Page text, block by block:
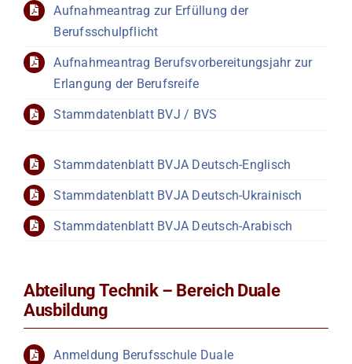
Aufnahmeantrag zur Erfüllung der
Berufsschulpflicht
Aufnahmeantrag Berufsvorbereitungsjahr zur
Erlangung der Berufsreife
Stammdatenblatt BVJ / BVS
Stammdatenblatt BVJA Deutsch-Englisch
Stammdatenblatt BVJA Deutsch-Ukrainisch
Stammdatenblatt BVJA Deutsch-Arabisch
Abteilung Technik – Bereich Duale
Ausbildung
Anmeldung Berufsschule Duale